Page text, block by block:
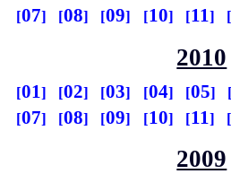
07
08 09 10 11
2010
01 02 03 04 05
07
08 09 10 11
2009